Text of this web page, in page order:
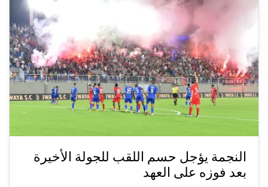
النجمة يؤجل حسم اللقب للجولة الأخيرة
بعد فوزه على العهد